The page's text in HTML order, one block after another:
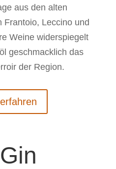
aus den alten
Frantoio, Leccino und
Weine widerspiegelt
geschmacklich das
der Region.